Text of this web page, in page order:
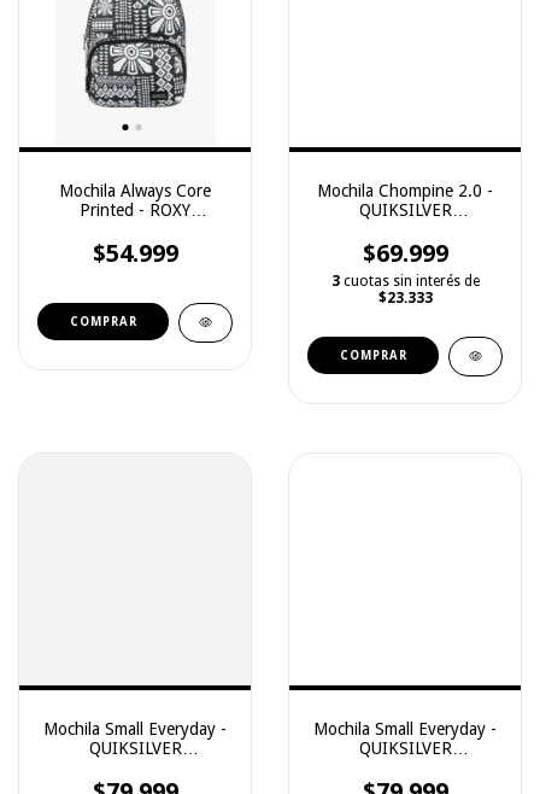
Mochila Always Core
Printed - ROXY
$54.999
COMPRAR
Mochila Chompine 2.0 -
QUIKSILVER
$69.999
3 cuotas sin interés de
$23.333
COMPRAR
Mochila Small Everyday -
QUIKSILVER
Mochila Small Everyday -
QUIKSILVER